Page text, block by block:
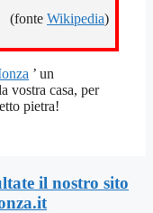
(fonte Wikipedia)
’ un
vostra casa, per
pietra!
il nostro sito